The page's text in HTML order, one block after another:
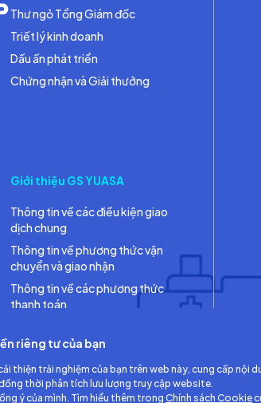
Thư ngỏ Tổng Giám đốc
Triết lý kinh doanh
Dấu ấn phát triển
Chứng nhận và Giải thưởng
Giới thiệu GS YUASA
Thông tin về các điều kiện giao
dịch chung
Thông tin về phương thức vận
chuyển và giao nhận
Thông tin về các phương thức
thanh toán
riêng tư của bạn
thiện trải nghiệm của bạn trên web này, cung cấp nội
thời phân tích lưu lượng truy cập website.
ý của mình. Tìm hiểu thêm trong Chính sách Cookie